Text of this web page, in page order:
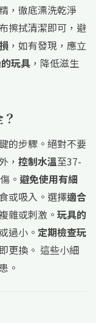
，徹底漂洗乾淨
擦拭清潔即可，避
，如有發現，應立
玩具 ，降低滋生
的步驟。絕對不要
， 控制水溫至37-
。 避免使用有細
或吸入。選擇適合
雜或刺激。 玩具的
過小。 定期檢查玩
更換。 這些小細
。